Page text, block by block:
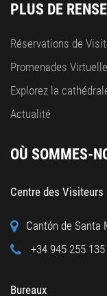
PLUS DE
Réservations de
Promenades
Explorez la
Actualité
OÙ SOMMES-
Centre des Visiteurs
Cantón de Santa
+34 945 255 135
Bureaux